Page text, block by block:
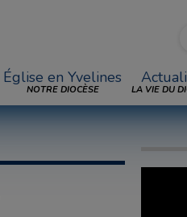
Église en Yvelines
NOTRE DIOCÈSE LA VIE DU